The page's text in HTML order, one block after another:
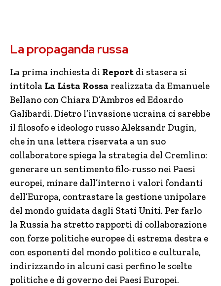
La propaganda russa
La prima inchiesta di Report di stasera si
intitola La Lista Rossa realizzata da Emanuele
Bellano con Chiara D’Ambros ed Edoardo
Galibardi. Dietro l’invasione ucraina ci sarebbe
il filosofo e ideologo russo Aleksandr Dugin,
che in una lettera riservata a un suo
collaboratore spiega la strategia del Cremlino:
generare un sentimento filo-russo nei Paesi
europei, minare dall’interno i valori fondanti
dell’Europa, contrastare la gestione unipolare
del mondo guidata dagli Stati Uniti. Per farlo
la Russia ha stretto rapporti di collaborazione
con forze politiche europee di estrema destra e
con esponenti del mondo politico e culturale,
indirizzando in alcuni casi perfino le scelte
politiche e di governo dei Paesi Europei.